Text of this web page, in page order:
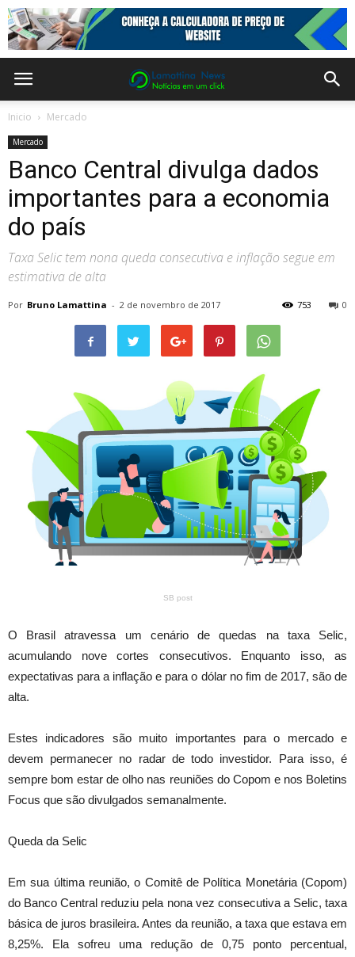
Inicio Mercado
Mercado
Banco Central divulga dados
importantes para a economia
do país
Taxa Selic tem nona queda consecutiva e inflação segue em
estimativa de alta
Por Bruno Lamattina - 2 de novembro de 2017 0
753
SB post
O Brasil atravessa um cenário de quedas na taxa Selic,
acumulando nove cortes consecutivos. Enquanto isso, as
expectativas para a inflação e para o dólar no fim de 2017, são de
alta.
Estes indicadores são muito importantes para o mercado e
devem permanecer no radar de todo investidor. Para isso, é
sempre bom estar de olho nas reuniões do Copom e nos Boletins
Focus que são divulgados semanalmente.
Queda da Selic
Em sua última reunião, o Comitê de Política Monetária (Copom)
do Banco Central reduziu pela nona vez consecutiva a Selic, taxa
básica de juros brasileira. Antes da reunião, a taxa que estava em
8,25%. Ela sofreu uma redução de 0,75 ponto percentual,